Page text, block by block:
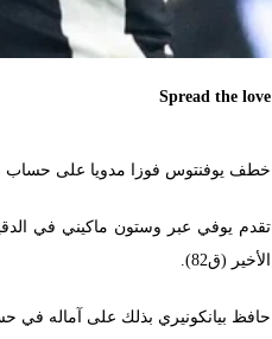
Spread the love
خطف يوفنتوس فوزا مدويا على حساب ضيفه أيندهوفن، بنتيجة (2-1)، مساء اليوم الثلاثاء،
الأخير (ق82).
حافظ بيانكونيري بذلك على آماله في حسم بطاقة التأهل لدور ال16، وينتظر